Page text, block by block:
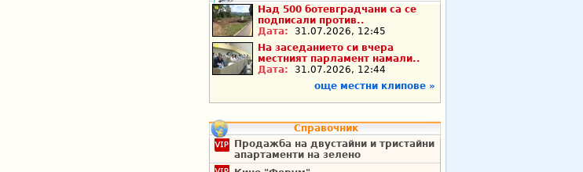
Над 500 ботевградчани са се
подписали против..
Дата:
31.07.2026, 12:45
На заседанието си вчера
местният парламент намали..
Дата:
31.07.2026, 12:44
още местни клипове »
Справочник
Продажба на двустайни и тристайни
апартаменти на зелено